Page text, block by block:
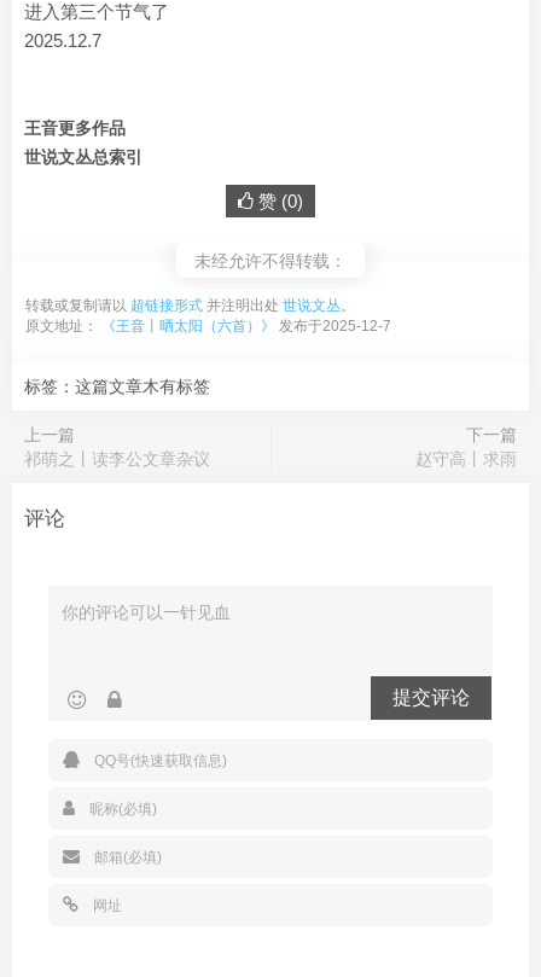
进入第三个节气了
2025.12.7
王音更多作品
世说文丛总索引
赞 (0)
未经允许不得转载：
转载或复制请以 超链接形式 并注明出处 世说文丛。
原文地址：
《王音丨晒太阳（六首）》 发布于2025-12-7
标签：这篇文章木有标签
上一篇
祁萌之丨读李公文章杂议
下一篇
赵守高丨求雨
评论
提交评论